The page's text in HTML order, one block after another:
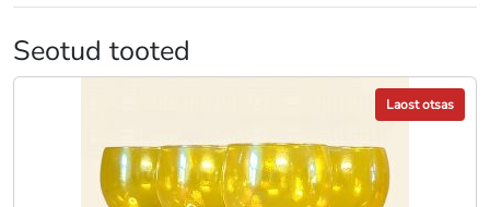
Seotud tooted
Laost otsas